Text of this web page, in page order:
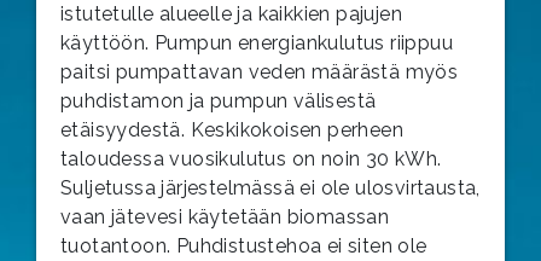
istutetulle alueelle ja kaikkien pajujen
käyttöön. Pumpun energiankulutus riippuu
paitsi pumpattavan veden määrästä myös
puhdistamon ja pumpun välisestä
etäisyydestä. Keskikokoisen perheen
taloudessa vuosikulutus on noin 30 kWh.
Suljetussa järjestelmässä ei ole ulosvirtausta,
vaan jätevesi käytetään biomassan
tuotantoon. Puhdistustehoa ei siten ole